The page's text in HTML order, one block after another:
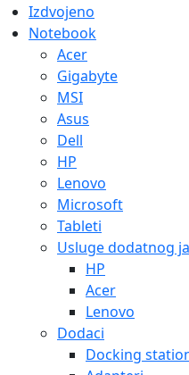
Izdvojeno
Notebook
Acer
Gigabyte
MSI
Asus
Dell
HP
Lenovo
Microsoft
Tableti
Usluge dodatnog
HP
Acer
Lenovo
Dodaci
Docking